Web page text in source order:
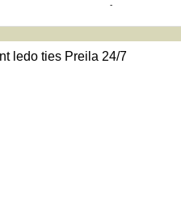
-
ledo ties Preila 24/7